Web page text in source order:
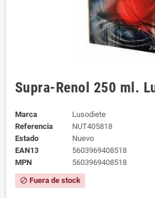
Supra-Renol 250 ml.
Marca
Lusodiete
Referencia
NUT405818
Estado
Nuevo
EAN13
5603969408518
MPN
5603969408518
block Fuera de stock